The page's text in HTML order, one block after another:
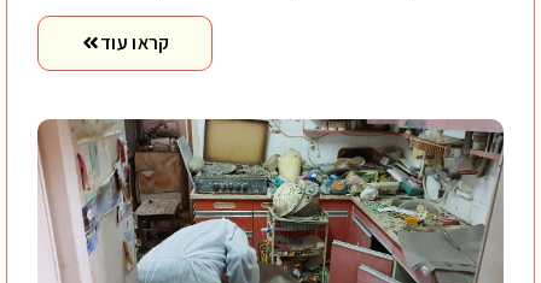
קראו עוד